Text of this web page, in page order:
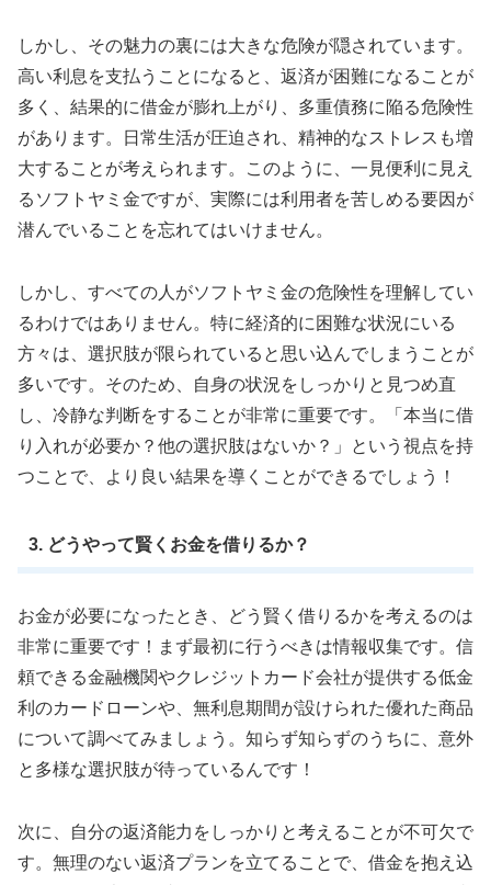
しかし、その魅力の裏には大きな危険が隠されています。
高い利息を支払うことになると、返済が困難になることが
多く、結果的に借金が膨れ上がり、多重債務に陥る危険性
があります。日常生活が圧迫され、精神的なストレスも増
大することが考えられます。このように、一見便利に見え
るソフトヤミ金ですが、実際には利用者を苦しめる要因が
潜んでいることを忘れてはいけません。
しかし、すべての人がソフトヤミ金の危険性を理解してい
るわけではありません。特に経済的に困難な状況にいる
方々は、選択肢が限られていると思い込んでしまうことが
多いです。そのため、自身の状況をしっかりと見つめ直
し、冷静な判断をすることが非常に重要です。「本当に借
り入れが必要か？他の選択肢はないか？」という視点を持
つことで、より良い結果を導くことができるでしょう！
3. どうやって賢くお金を借りるか？
お金が必要になったとき、どう賢く借りるかを考えるのは
非常に重要です！まず最初に行うべきは情報収集です。信
頼できる金融機関やクレジットカード会社が提供する低金
利のカードローンや、無利息期間が設けられた優れた商品
について調べてみましょう。知らず知らずのうちに、意外
と多様な選択肢が待っているんです！
次に、自分の返済能力をしっかりと考えることが不可欠で
す。無理のない返済プランを立てることで、借金を抱え込